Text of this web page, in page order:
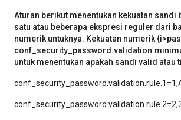
Aturan berikut menentukan kekuatan
satu atau beberapa ekspresi reguler dari
numerik untuknya. Kekuatan numerik
untuk menentukan apakah sandi valid atau